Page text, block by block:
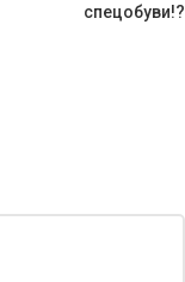
спецобуви!?